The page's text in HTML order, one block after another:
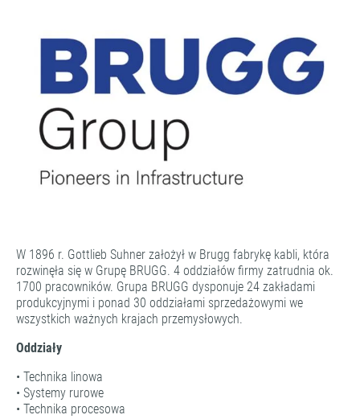
W 1896 r. Gottlieb Suhner założył w Brugg fabrykę kabli, która
rozwinęła się w Grupę BRUGG. 4 oddziałów firmy zatrudnia ok.
1700 pracowników. Grupa BRUGG dysponuje 24 zakładami
produkcyjnymi i ponad 30 oddziałami sprzedażowymi we
wszystkich ważnych krajach przemysłowych.
Oddziały
• Technika linowa
• Systemy rurowe
• Technika procesowa